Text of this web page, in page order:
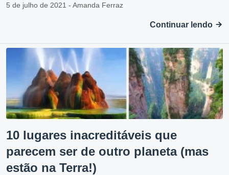
5 de julho de 2021 - Amanda Ferraz
Continuar lendo
10 lugares inacreditáveis que
parecem ser de outro planeta (mas
estão na Terra!)